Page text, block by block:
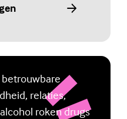
betrouwbare
relaties,
roken drugs